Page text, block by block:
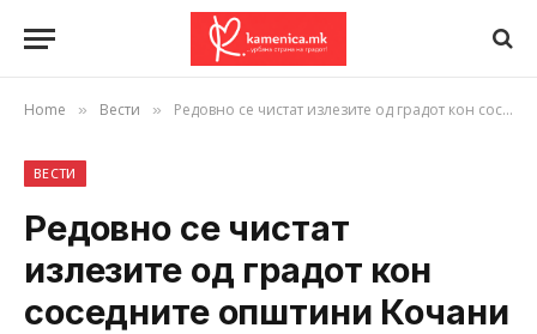
Home » Вести » Редовно се чистат излезите од градот кон соседните општини Кочани и Делчево
ВЕСТИ
Редовно се чистат
излезите од градот кон
соседните општини Кочани